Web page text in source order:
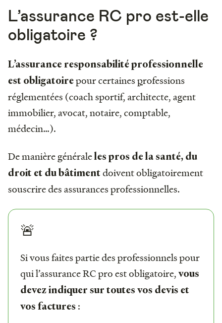
L’assurance RC pro est-elle
obligatoire ?
L’assurance responsabilité professionnelle
est obligatoirepour certainesprofessions
réglementées (coach sportif, architecte, agent
immobilier, avocat, notaire, comptable,
médecin…).
De manière généraleles pros de la santé, du
droit et du bâtiment doivent obligatoirement
souscrire des assurances professionnelles.
🚨
Si vous faites partie des professionnels pour
qui l’assurance RC pro est obligatoire, vous
devez indiquer sur toutes vos devis et
vos factures :